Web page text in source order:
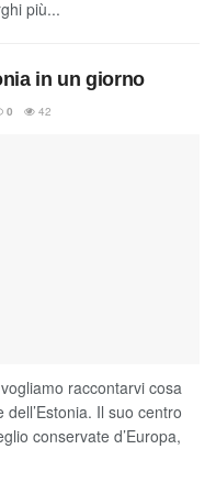
più...
in un giorno
0 42
raccontarvi cosa
Il suo centro
conservate d’Europa,